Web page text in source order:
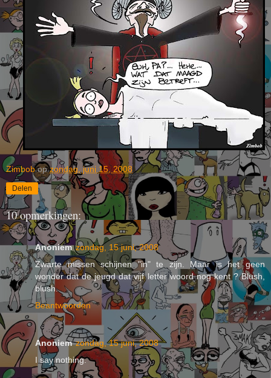
Zimbob opzondag, juni 15, 2008
Delen
10 opmerkingen:
Anoniem zondag, 15 juni, 2008
Zwarte missen schijnen "in" te zijn. Maar is het geen
wonder dat de jeugd dat vijf letter woord nog kent ? Blush,
blush.
Beantwoorden
Anoniem zondag, 15 juni, 2008
I say nothing.